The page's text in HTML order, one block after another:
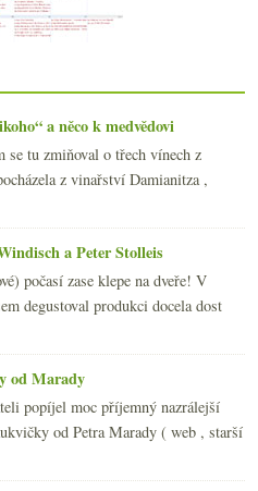
a něco k medvědovi
se tu zmiňoval o třech vínech z
z vinařství Damianitza ,
a Peter Stolleis
počasí zase klepe na dveře! V
degustoval produkci docela dost
od Marady
popíjel moc příjemný nazrálejší
od Petra Marady ( web , starší